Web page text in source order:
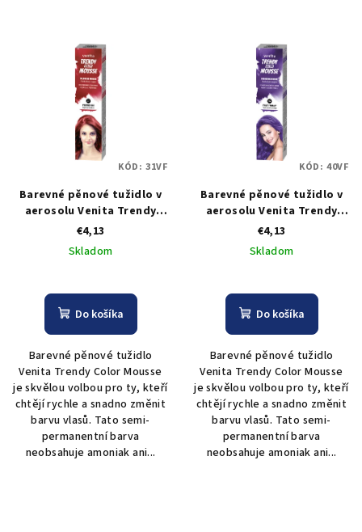
Barevné pěnové tužidlo v
aerosolu Venita Trendy
Color Mousse červená - 75
ml
€4,13
Skladom
Do košíka
Barevné pěnové tužidlo
Venita Trendy Color Mousse
je skvělou volbou pro ty, kteří
chtějí rychle a snadno změnit
barvu vlasů. Tato semi-
permanentní barva
neobsahuje amoniak ani...
KÓD: 31VF
Barevné pěnové tužidlo v
aerosolu Venita Trendy
Color Mousse fialová - 75
ml
€4,13
Skladom
Do košíka
Barevné pěnové tužidlo
Venita Trendy Color Mousse
je skvělou volbou pro ty, kteří
chtějí rychle a snadno změnit
barvu vlasů. Tato semi-
permanentní barva
neobsahuje amoniak ani...
KÓD: 40VF